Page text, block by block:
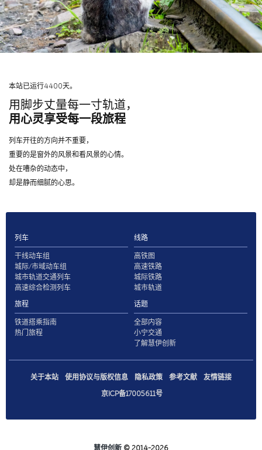
本站已运行4400天。
用脚步丈量每一寸轨道，
用心灵享受每一段旅程
列车开往的方向并不重要，
重要的是窗外的风景和看风景的心情。
处在嘈杂的动态中，
却是静而细腻的心思。
列车
干线动车组
城际/市域动车组
城市轨道交通列车
高速综合检测列车
线路
高铁图
高速铁路
城际铁路
城市轨道
旅程
铁道搭乘指南
热门旅程
话题
全部内容
小宁交通
了解慧伊创新
关于本站 使用协议与版权信息 隐私政策 参考文献
友情链接
京ICP备17005611号